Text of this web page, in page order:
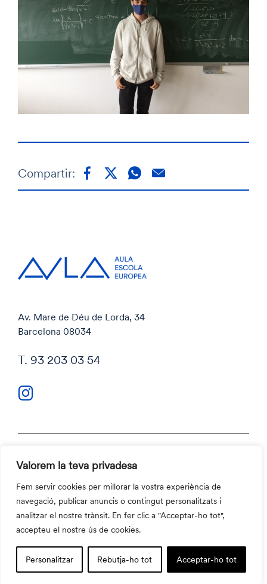
Valorem la teva privadesa
Fem servir cookies per millorar la vostra experiència de
navegació, publicar anuncis o contingut personalitzats i
analitzar el nostre trànsit. En fer clic a "Acceptar-ho tot",
accepteu el nostre ús de cookies.
Personalitzar Rebutja-ho tot Acceptar-ho tot
Compartir:
Av. Mare de Déu de Lorda, 34
Barcelona 08034
T. 93 203 03 54
Política de privacitat
Política de cookies
Codi ètic i Canal ètic
Contacte
©2026 Aula Escola Europea